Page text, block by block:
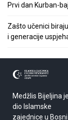
Prvi dan Kurban-
Zašto učenici
i generacije
Medžlis Bijeljina je
dio Islamske
zajednice u Bosni